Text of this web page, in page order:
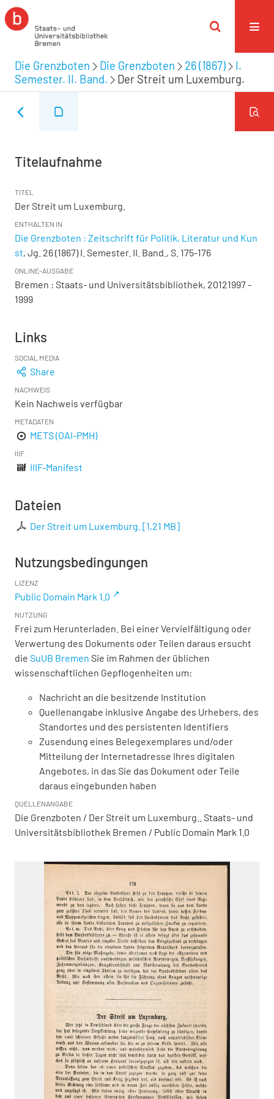
Die Grenzboten Die Grenzboten 26 (1867)
I.
Semester. II. Band.
Der Streit um Luxemburg.
Titelaufnahme
TITEL
Der Streit um Luxemburg.
ENTHALTEN IN
Die Grenzboten : Zeitschrift für Politik, Literatur und Kun
st, Jg. 26 (1867) I. Semester. II. Band., S. 175-176
ONLINE-AUSGABE
Bremen : Staats- und Universitätsbibliothek, 20121997 -
1999
Links
SOCIAL MEDIA
Share
NACHWEIS
Kein Nachweis verfügbar
METADATEN
METS (OAI-PMH)
IIIF
IIIF-Manifest
Dateien
Der Streit um Luxemburg. [1,21 MB]
Nutzungsbedingungen
LIZENZ
Public Domain Mark 1.0
NUTZUNG
Frei zum Herunterladen. Bei einer Vervielfältigung oder
Verwertung des Dokuments oder Teilen daraus ersucht
die SuUB Bremen Sie im Rahmen der üblichen
wissenschaftlichen Gepflogenheiten um:
Nachricht an die besitzende Institution
Quellenangabe inklusive Angabe des Urhebers, des
Standortes und des persistenten Identifiers
Zusendung eines Belegexemplares und/oder
Mitteilung der Internetadresse Ihres digitalen
Angebotes, in das Sie das Dokument oder Teile
daraus eingebunden haben
QUELLENANGABE
Die Grenzboten / Der Streit um Luxemburg.. Staats- und
Universitätsbibliothek Bremen / Public Domain Mark 1.0